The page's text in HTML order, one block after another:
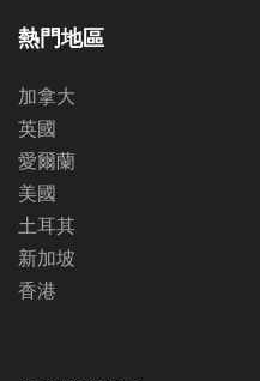
熱門地區
加拿大
英國
愛爾蘭
美國
土耳其
新加坡
香港